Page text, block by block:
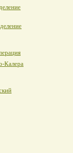
Калера